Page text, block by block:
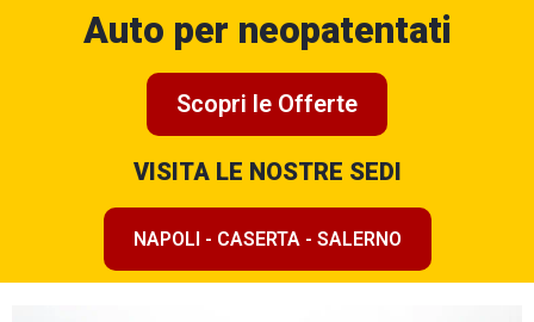
Auto per neopatentati
Scopri le Offerte
VISITA LE NOSTRE SEDI
NAPOLI - CASERTA - SALERNO